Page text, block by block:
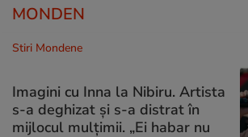
MONDEN
Stiri Mondene
Imagini cu Inna la Nibiru. Artista
s-a deghizat și s-a distrat în
mijlocul mulțimii. „Ei habar nu